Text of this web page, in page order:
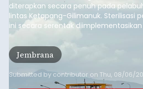
diterapkan secara penuh pada
lintas Ketapang-Gilimanuk. Sterilisasi
ini secara serentak
empat pelabuhan utama lainnya, yakni
Pelabuhan Merak, Bakauheni,
Lembar pada Rabu (5/8/2026).
Jembrana
Submitted by contributor on Thu, 08/06/